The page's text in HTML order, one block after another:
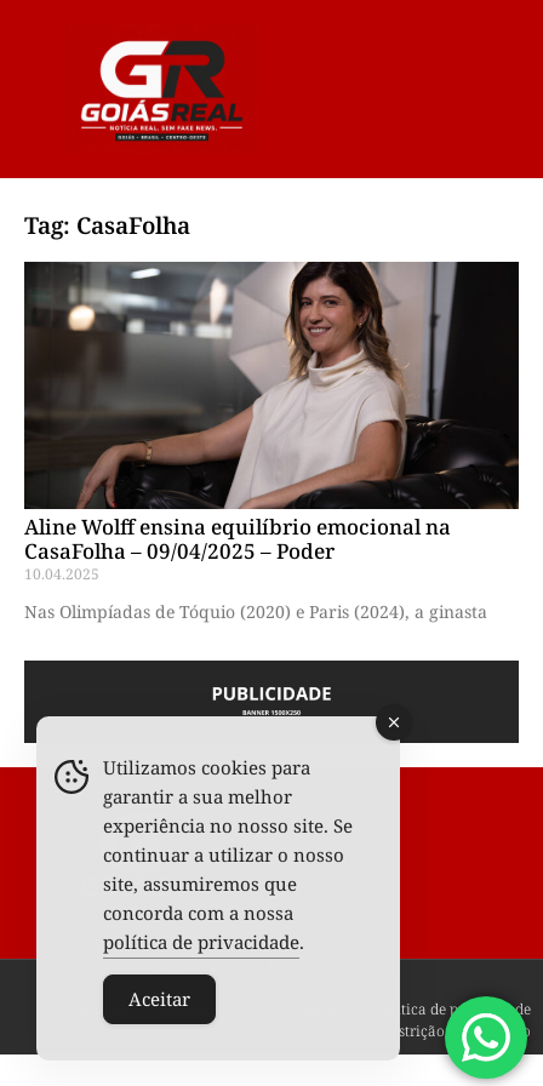
Tag: CasaFolha
Aline Wolff ensina equilíbrio emocional na
CasaFolha – 09/04/2025 – Poder
10.04.2025
Nas Olimpíadas de Tóquio (2020) e Paris (2024), a ginasta
Fale conosco Anunciar
Política de privacidade
Restrição de conteúdo
Utilizamos cookies para
garantir a sua melhor
experiência no nosso site. Se
continuar a utilizar o nosso
site, assumiremos que
concorda com a nossa
política de privacidade.
Aceitar